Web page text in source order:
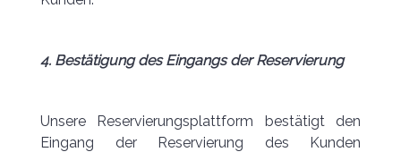
4. Bestätigung des Eingangs der Reservierung
Unsere Reservierungsplattform bestätigt den
Eingang der Reservierung des Kunden